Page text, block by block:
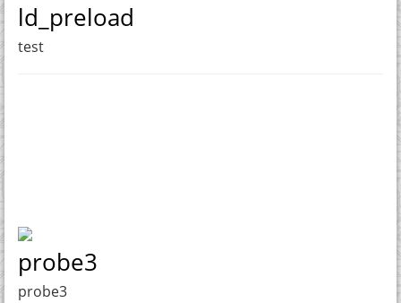
ld_preload
test
probe3
probe3